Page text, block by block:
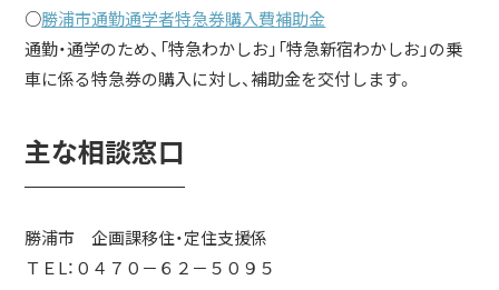
○勝浦市通勤通学者特急券購入費補助金
通勤・通学のため、「特急わかしお」「特急新宿わかしお」の乗
車に係る特急券の購入に対し、補助金を交付します。
主な相談窓口
￣￣￣￣￣￣
勝浦市 企画課移住・定住支援係
ＴＥL：０４７０－６２－５０９５